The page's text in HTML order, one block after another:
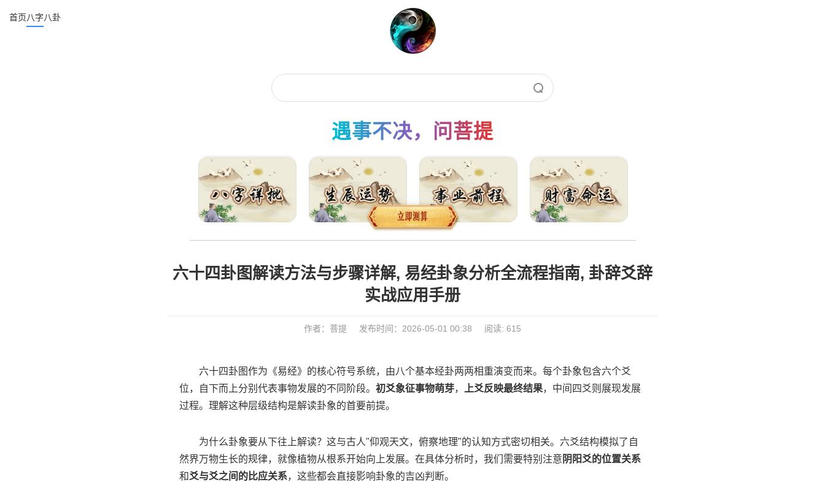
首页八字八卦
遇事不决，问菩提
六十四卦图解读方法与步骤详解, 易经卦象分析全流程指南, 卦辞爻辞
实战应用手册
作者：菩提 发布时间：2026-05-01 00:38 阅读: 615
六十四卦图作为《易经》的核心符号系统，由八个基本经卦两两相重演变而来。每个卦象包含六个爻
位，自下而上分别代表事物发展的不同阶段。 初爻象征事物萌芽， 上爻反映最终结果，中间四爻则展现发展
过程。理解这种层级结构是解读卦象的首要前提。
为什么卦象要从下往上解读？这与古人"仰观天文，俯察地理"的认知方式密切相关。六爻结构模拟了自
然界万物生长的规律，就像植物从根系开始向上发展。在具体分析时，我们需要特别注意 阴阳爻的位置关系
和爻与爻之间的比应关系，这些都会直接影响卦象的吉凶判断。